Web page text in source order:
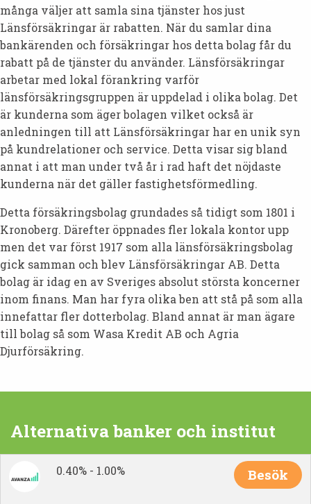
många väljer att samla sina tjänster hos just
Länsförsäkringar är rabatten. När du samlar dina
bankärenden och försäkringar hos detta bolag får du
rabatt på de tjänster du använder. Länsförsäkringar
arbetar med lokal förankring varför
länsförsäkringsgruppen är uppdelad i olika bolag. Det
är kunderna som äger bolagen vilket också är
anledningen till att Länsförsäkringar har en unik syn
på kundrelationer och service. Detta visar sig bland
annat i att man under två år i rad haft det nöjdaste
kunderna när det gäller fastighetsförmedling.
Detta försäkringsbolag grundades så tidigt som 1801 i
Kronoberg. Därefter öppnades fler lokala kontor upp
men det var först 1917 som alla länsförsäkringsbolag
gick samman och blev Länsförsäkringar AB. Detta
bolag är idag en av Sveriges absolut största koncerner
inom finans. Man har fyra olika ben att stå på som alla
innefattar fler dotterbolag. Bland annat är man ägare
till bolag så som Wasa Kredit AB och Agria
Djurförsäkring.
Alternativa banker och institut
0.40% - 1.00% Besök